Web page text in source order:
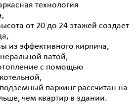
технология
от 20 до 24 этажей создает
из эффективного кирпича,
ватой,
с помощью
паркинг рассчитан на
чем квартир в здании.